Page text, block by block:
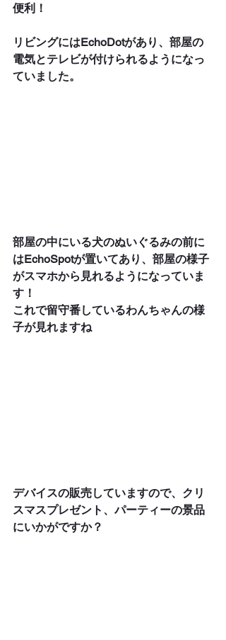
便利！
リビングにはEchoDotがあり、部屋の
電気とテレビが付けられるようになっ
ていました。
部屋の中にいる犬のぬいぐるみの前に
はEchoSpotが置いてあり、部屋の様子
がスマホから見れるようになっていま
す！
これで留守番しているわんちゃんの様
子が見れますね
デバイスの販売していますので、クリ
スマスプレゼント、パーティーの景品
にいかがですか？